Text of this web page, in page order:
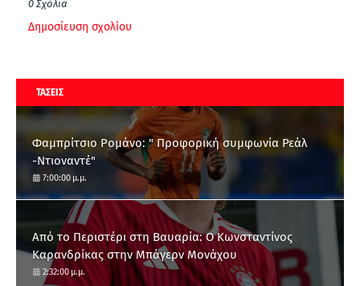
0 Σχόλια
Δημοσίευση σχολίου
ΤΑΣΕΙΣ
Φαμπρίτσιο Ρομάνο: " Προφορική συμφωνία Ρεάλ
-Ντιοναντέ"
7:00:00 μ.μ.
Από το Περιστέρι στη Βαυαρία: O Κωνσταντίνος
Καρανδρίκας στην Μπάγερν Μονάχου
2:32:00 μ.μ.